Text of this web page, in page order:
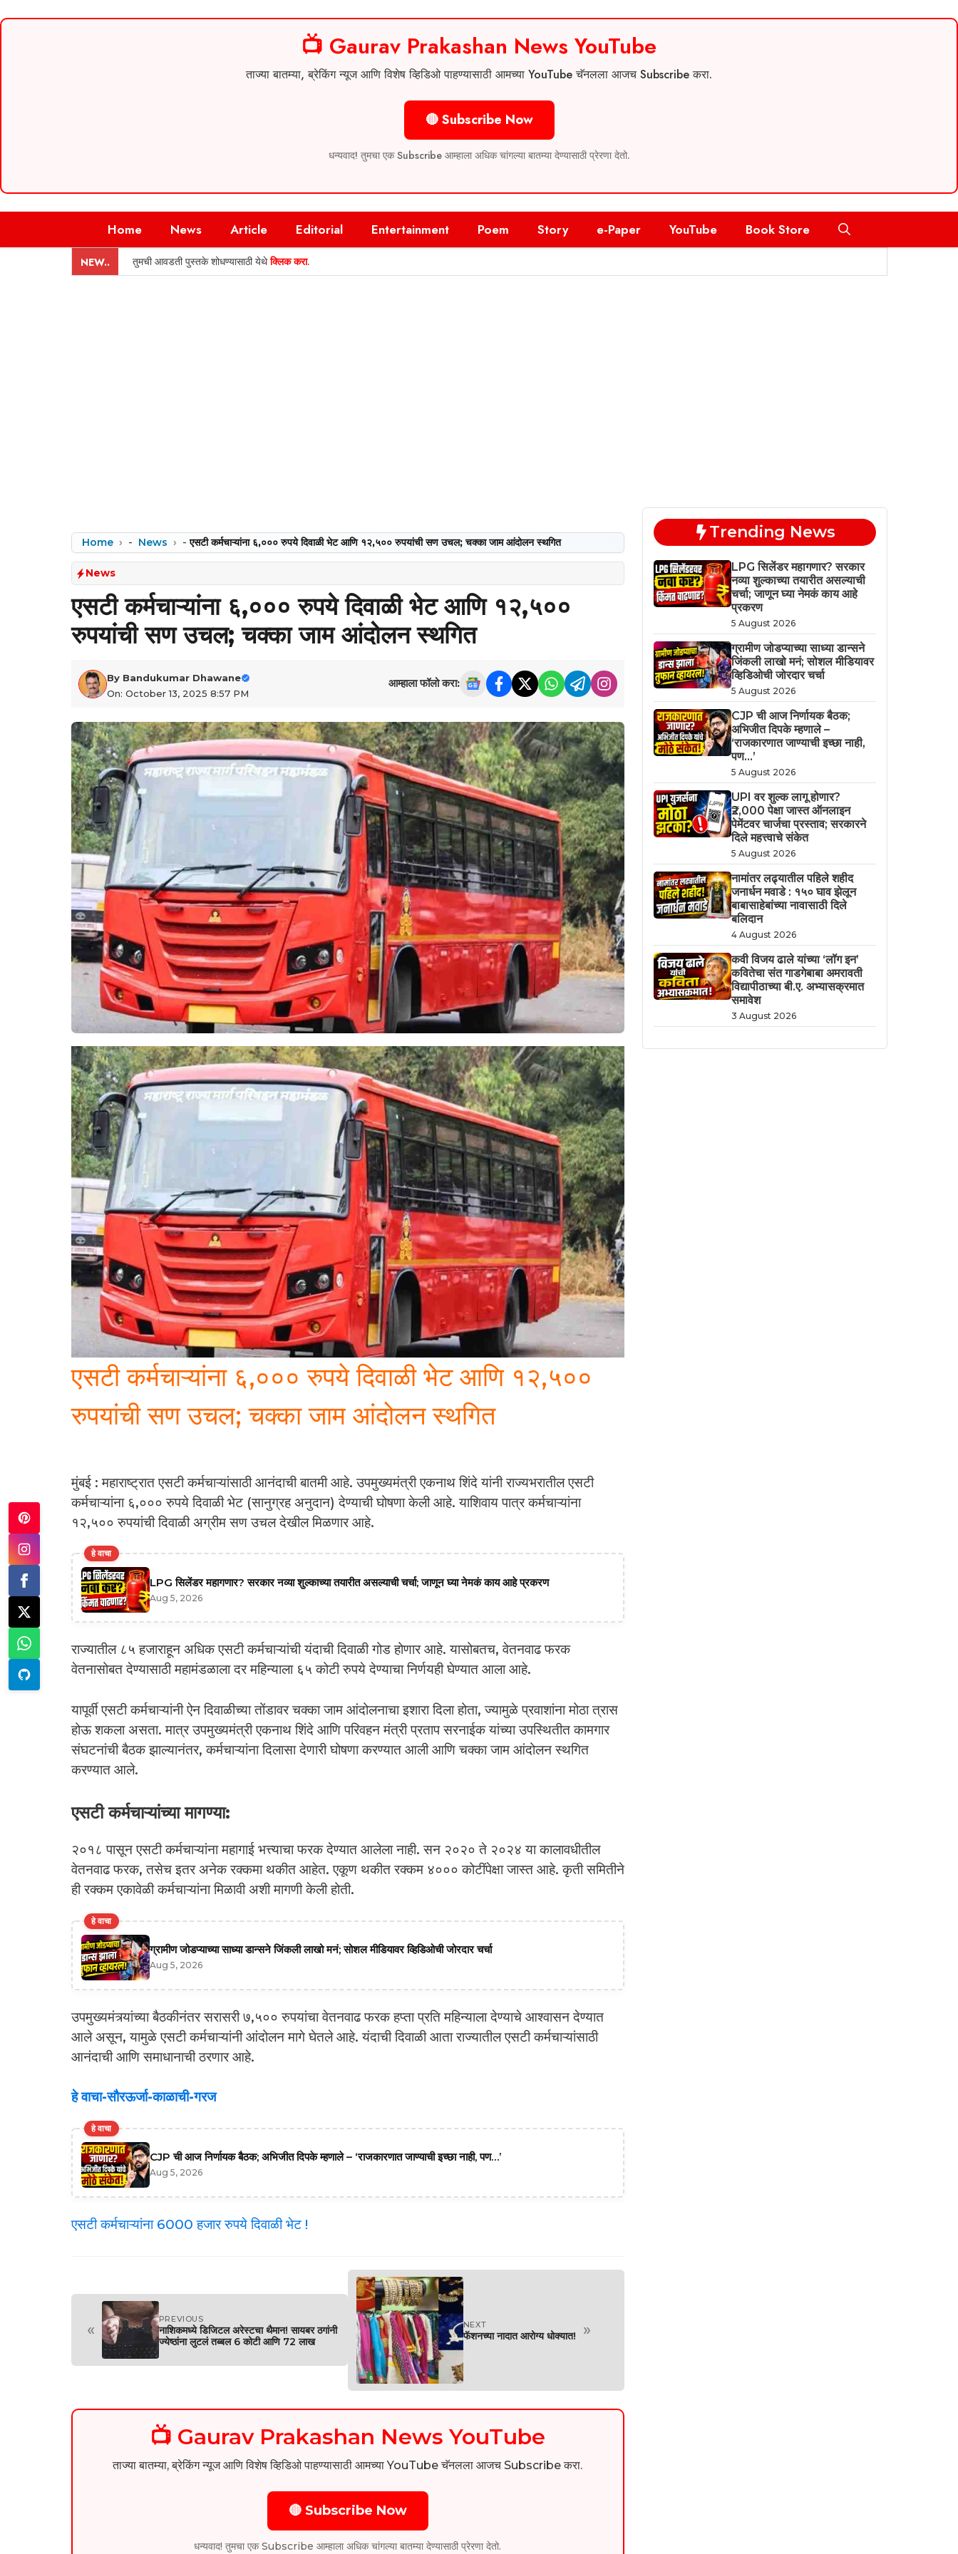
📺 Gaurav Prakashan News YouTube
ताज्या बातम्या, ब्रेकिंग न्यूज आणि विशेष व्हिडिओ पाहण्यासाठी आमच्या YouTube चॅनलला आजच Subscribe करा.
🔴 Subscribe Now
धन्यवाद! तुमचा एक Subscribe आम्हाला अधिक चांगल्या बातम्या देण्यासाठी प्रेरणा देतो.
Home News Article Editorial Entertainment Poem Story e-Paper YouTube Book Store
NEW.. तुमची आवडती पुस्तके शोधण्यासाठी येथेक्लिक करा.
Home - News -एसटी कर्मचाऱ्यांना ६,००० रुपये दिवाळी भेट आणि १२,५०० रुपयांची सण उचल; चक्का जाम आंदोलन स्थगित
News
एसटी कर्मचाऱ्यांना ६,००० रुपये दिवाळी भेट आणि १२,५००
रुपयांची सण उचल; चक्का जाम आंदोलन स्थगित
By Bandukumar Dhawane
On: October 13, 2025 8:57 PM
आम्हाला फॉलो करा:
एसटी कर्मचाऱ्यांना ६,००० रुपये दिवाळी भेट आणि १२,५००
रुपयांची सण उचल; चक्का जाम आंदोलन स्थगित
मुंबई : महाराष्ट्रात एसटी कर्मचाऱ्यांसाठी आनंदाची बातमी आहे. उपमुख्यमंत्री एकनाथ शिंदे यांनी राज्यभरातील एसटी
कर्मचाऱ्यांना ६,००० रुपये दिवाळी भेट (सानुग्रह अनुदान) देण्याची घोषणा केली आहे. याशिवाय पात्र कर्मचाऱ्यांना
१२,५०० रुपयांची दिवाळी अग्रीम सण उचल देखील मिळणार आहे.
हे वाचा
LPG सिलेंडर महागणार? सरकार नव्या शुल्काच्या तयारीत असल्याची चर्चा; जाणून घ्या नेमकं काय आहे प्रकरण
Aug 5, 2026
राज्यातील ८५ हजाराहून अधिक एसटी कर्मचाऱ्यांची यंदाची दिवाळी गोड होणार आहे. यासोबतच, वेतनवाढ फरक
वेतनासोबत देण्यासाठी महामंडळाला दर महिन्याला ६५ कोटी रुपये देण्याचा निर्णयही घेण्यात आला आहे.
यापूर्वी एसटी कर्मचाऱ्यांनी ऐन दिवाळीच्या तोंडावर चक्का जाम आंदोलनाचा इशारा दिला होता, ज्यामुळे प्रवाशांना मोठा त्रास
होऊ शकला असता. मात्र उपमुख्यमंत्री एकनाथ शिंदे आणि परिवहन मंत्री प्रताप सरनाईक यांच्या उपस्थितीत कामगार
संघटनांची बैठक झाल्यानंतर, कर्मचाऱ्यांना दिलासा देणारी घोषणा करण्यात आली आणि चक्का जाम आंदोलन स्थगित
करण्यात आले.
एसटी कर्मचाऱ्यांच्या मागण्या:
२०१८ पासून एसटी कर्मचाऱ्यांना महागाई भत्त्याचा फरक देण्यात आलेला नाही. सन २०२० ते २०२४ या कालावधीतील
वेतनवाढ फरक, तसेच इतर अनेक रक्कमा थकीत आहेत. एकूण थकीत रक्कम ४००० कोटींपेक्षा जास्त आहे. कृती समितीने
ही रक्कम एकावेळी कर्मचाऱ्यांना मिळावी अशी मागणी केली होती.
हे वाचा
ग्रामीण जोडप्याच्या साध्या डान्सने जिंकली लाखो मनं; सोशल मीडियावर व्हिडिओची जोरदार चर्चा
Aug 5, 2026
उपमुख्यमंत्र्यांच्या बैठकीनंतर सरासरी ७,५०० रुपयांचा वेतनवाढ फरक हप्ता प्रति महिन्याला देण्याचे आश्वासन देण्यात
आले असून, यामुळे एसटी कर्मचाऱ्यांनी आंदोलन मागे घेतले आहे. यंदाची दिवाळी आता राज्यातील एसटी कर्मचाऱ्यांसाठी
आनंदाची आणि समाधानाची ठरणार आहे.
हे वाचा-सौरऊर्जा-काळाची-गरज
हे वाचा
CJP ची आज निर्णायक बैठक; अभिजीत दिपके म्हणाले – ‘राजकारणात जाण्याची इच्छा नाही, पण…’
Aug 5, 2026
एसटी कर्मचाऱ्यांना 6000 हजार रुपये दिवाळी भेट !
«
PREVIOUS
नाशिकमध्ये डिजिटल अरेस्टचा थैमान! सायबर ठगांनी
ज्येष्ठांना लुटलं तब्बल 6 कोटी आणि 72 लाख
NEXT
फॅशनच्या नादात आरोग्य धोक्यात! »
📺 Gaurav Prakashan News YouTube
ताज्या बातम्या, ब्रेकिंग न्यूज आणि विशेष व्हिडिओ पाहण्यासाठी आमच्या YouTube चॅनलला आजच Subscribe करा.
🔴 Subscribe Now
धन्यवाद! तुमचा एक Subscribe आम्हाला अधिक चांगल्या बातम्या देण्यासाठी प्रेरणा देतो.
Trending News
LPG सिलेंडर महागणार? सरकार
नव्या शुल्काच्या तयारीत असल्याची
चर्चा; जाणून घ्या नेमकं काय आहे
प्रकरण
5 August 2026
ग्रामीण जोडप्याच्या साध्या डान्सने
जिंकली लाखो मनं; सोशल मीडियावर
व्हिडिओची जोरदार चर्चा
5 August 2026
CJP ची आज निर्णायक बैठक;
अभिजीत दिपके म्हणाले –
‘राजकारणात जाण्याची इच्छा नाही,
पण…’
5 August 2026
UPI वर शुल्क लागू होणार?
₹2,000 पेक्षा जास्त ऑनलाइन
पेमेंटवर चार्जचा प्रस्ताव; सरकारने
दिले महत्त्वाचे संकेत
5 August 2026
नामांतर लढ्यातील पहिले शहीद
जनार्धन मवाडे : १५० घाव झेलून
बाबासाहेबांच्या नावासाठी दिले
बलिदान
4 August 2026
कवी विजय ढाले यांच्या ‘लॉग इन’
कवितेचा संत गाडगेबाबा अमरावती
विद्यापीठाच्या बी.ए. अभ्यासक्रमात
समावेश
3 August 2026